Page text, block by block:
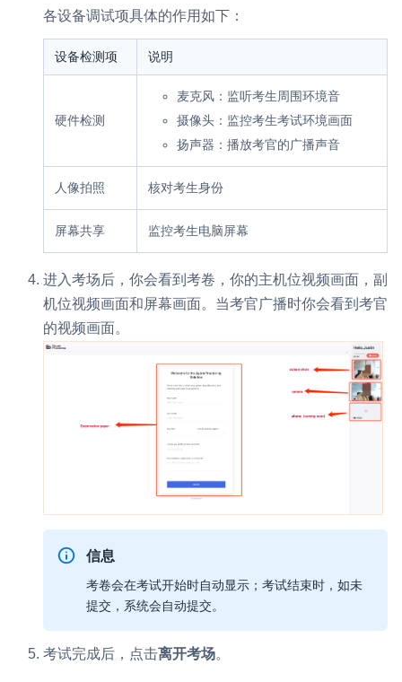
各设备调试项具体的作用如下：
设备检测项 说明
硬件检测
麦克风：监听考生周围环境音
摄像头：监控考生考试环境画面
扬声器：播放考官的广播声音
人像拍照 核对考生身份
屏幕共享 监控考生电脑屏幕
进入考场后，你会看到考卷，你的主机位视频画面，副
机位视频画面和屏幕画面。当考官广播时你会看到考官
的视频画面。
信息
考卷会在考试开始时自动显示；考试结束时，如未
提交，系统会自动提交。
考试完成后，点击离开考场。